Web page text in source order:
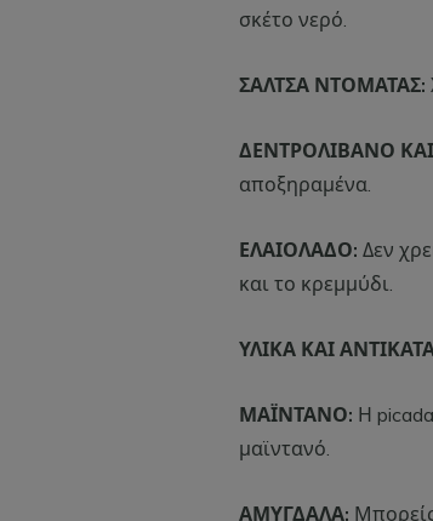
σκέτο νερό.
ΣΑΛΤΣΑ ΝΤΟΜΑΤΑΣ:
ΔΕΝΤΡΟΛΙΒΑΝΟ
αποξηραμένα.
ΕΛΑΙΟΛΑΔΟ: Δεν
και το κρεμμύδι.
ΥΛΙΚΑ ΚΑΙ
ΜΑΪΝΤΑΝΟ: Η
μαϊντανό.
ΑΜΥΓΔΑΛΑ: